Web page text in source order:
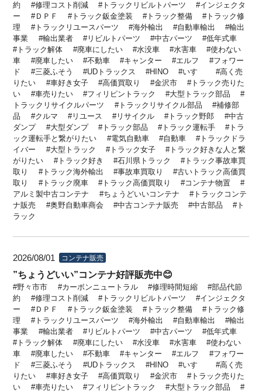
約
修理コスト削減 トラックリビルトパーツ
インジェクタ
ー
ＤＰＦ トラック鈑金塗装 トラック整備
トラック修
理
トラックリユースパーツ 海外輸出 自動車輸出
輸出
事業
輸出業者 リビルトパーツ 中古パーツ
低年式車
トラック解体
廃車にしたい 水没車 水害車
使わない
車
廃車したい 不動車 キャンター エルフ
フォワー
ド
三菱ふそう UDトラックス HINO いすゞ
高く売
りたい
車好き女子 高価買取り 金沢市
トラック売りた
い
車売りたい フィリピントラック
大型トラック部品
トラックリサイクルパーツ
トラックリサイクル部品
補修部
品
クルマ リユース リサイクル トラック野郎
中古
ダンプ
大型ダンプ トラック部品 トラック運転手
トラ
ック運転手と繋がりたい
電気自動車 自動車
トラックドラ
イバー
大型トラック トラック女子
トラック好きな人と繋
がりたい
トラック好き 石川県トラック
トラック事故車買
取り
トラック海外輸出 事故車買取り
古いトラック高価買
取り
トラック廃車 トラック高価買取り
コンテナ物置
アルミ製中古コンテナ
ちょうどいいコンテナ
トラックコンテ
ナ販売
奥野自動車商会 中古コンテナ販売 中古部品
ト
ラック
2026/08/01 コンテナ販売
”ちょうどいい”コンテナ好評販売中😊
野々市市 カーボンニュートラル 修理時間短縮
部品代節
約
修理コスト削減 トラックリビルトパーツ
インジェクタ
ー
ＤＰＦ トラック鈑金塗装 トラック整備
トラック修
理
トラックリユースパーツ 海外輸出 自動車輸出
輸出
事業
輸出業者 リビルトパーツ 中古パーツ
低年式車
トラック解体
廃車にしたい 水没車 水害車
使わない
車
廃車したい 不動車 キャンター エルフ
フォワー
ド
三菱ふそう UDトラックス HINO いすゞ
高く売
りたい
車好き女子 高価買取り 金沢市
トラック売りた
い
車売りたい フィリピントラック
大型トラック部品